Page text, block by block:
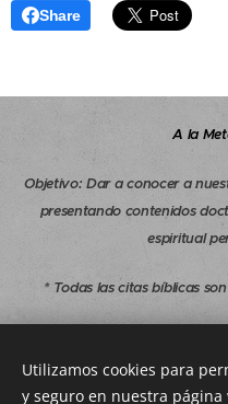
Share
A la
Objetivo:Dar a conocer a
presentando contenidos
espiritual
* Todas las citas bíblicas
Utilizamos cookies para
y seguro en nuestra